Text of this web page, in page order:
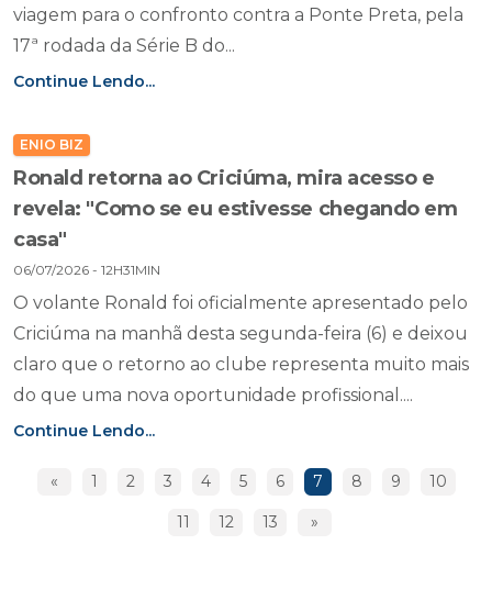
viagem para o confronto contra a Ponte Preta, pela
17ª rodada da Série B do...
Continue Lendo...
ENIO BIZ
Ronald retorna ao Criciúma, mira acesso e
revela: "Como se eu estivesse chegando em
casa"
06/07/2026 - 12H31MIN
O volante Ronald foi oficialmente apresentado pelo
Criciúma na manhã desta segunda-feira (6) e deixou
claro que o retorno ao clube representa muito mais
do que uma nova oportunidade profissional....
Continue Lendo...
« 1 2 3 4 5 6 7 8 9 10
11 12 13 »